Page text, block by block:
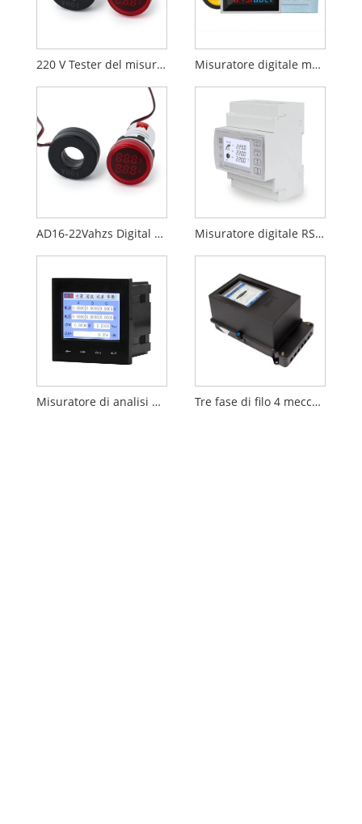
220 V Tester del misuratore di amplificatore indicatore Misuratore digitale multifunzione monofase
AD16-22Vahzs Digital Display Unit (Dim) Misuratore digitale RS485 a 3 fasi
Misuratore di analisi della qualità della potenza Tre fase di filo 4 meccanico